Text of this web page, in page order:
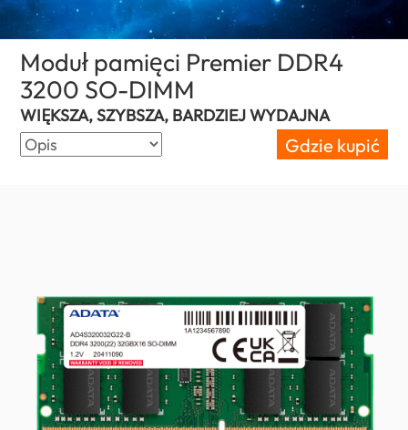
Moduł pamięci Premier DDR4
3200 SO-DIMM
WIĘKSZA, SZYBSZA, BARDZIEJ WYDAJNA
Gdzie kupić